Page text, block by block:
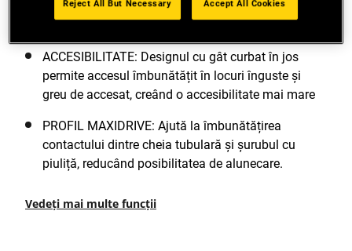
crom-vanadiu rezistent la coroziune, cu un finisaj
cromat înalt pentru rezistență și durabilitate
ACCESIBILITATE: Designul cu gât curbat în jos
permite accesul îmbunătățit în locuri înguste și
greu de accesat, creând o accesibilitate mai mare
PROFIL MAXIDRIVE: Ajută la îmbunătățirea
contactului dintre cheia tubulară și șurubul cu
piuliță, reducând posibilitatea de alunecare.
Vedeți mai multe funcții
Reject All But Necessary Accept All Cookies